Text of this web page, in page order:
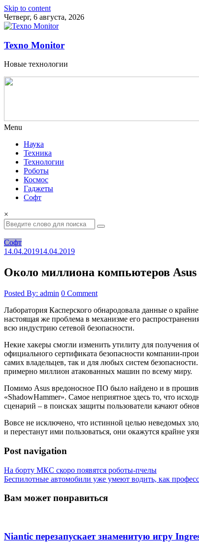
Skip to content
Четверг, 6 августа, 2026
Texno Monitor
Новые технологии
Menu
Наука
Техника
Технологии
Роботы
Космос
Гаджеты
Софт
×
Софт
14.04.201914.04.2019
Около миллиона компьютеров Asus
Posted By: admin 0 Comment
Лаборатория Касперского обнародовала данные о
настоящая же проблема в механизме его
всю индустрию сетевой безопасности.
Некие хакеры смогли изменить утилиту для получения
официального сертификата безопасности компании-
самих владельцев, так и для любых систем
примерно миллион атакованных машин по всему миру.
Помимо Asus вредоносное ПО было найдено и в
«ShadowHammer». Самое неприятное здесь то, что
сценарий – в поисках защиты пользователи качают
Вовсе не исключено, что истинной целью неведомых
и перестанут ими пользоваться, они окажутся крайне
Post navigation
На борту МКС скоро появятся роботы-пчелы
Беспилотные автомобили уже умеют водить, как
Вам может понравиться
Niantic перезапускает знаменитую игру